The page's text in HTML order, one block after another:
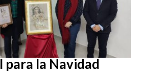
para la Navidad